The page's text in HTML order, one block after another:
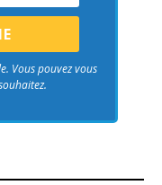
Vous pouvez vous